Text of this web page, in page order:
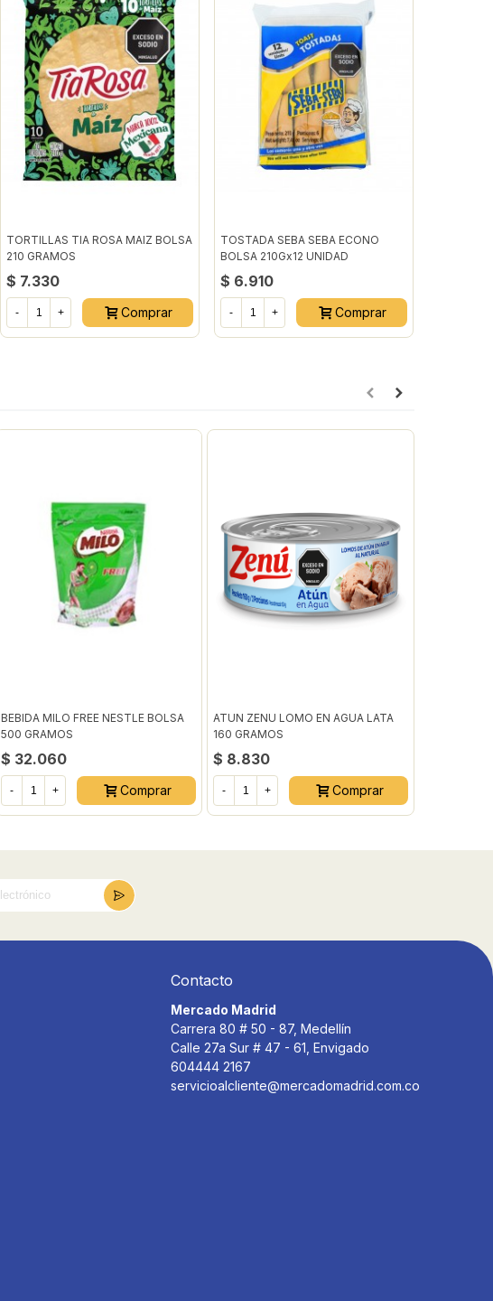
TORTILLAS TIA ROSA MAIZ BOLSA
210 GRAMOS
$ 7.330
- + Comprar
TOSTADA SEBA SEBA ECONO
BOLSA 210Gx12 UNIDAD
$ 6.910
- + Comprar
BEBIDA MILO FREE NESTLE BOLSA
500 GRAMOS
$ 32.060
- + Comprar
ATUN ZENU LOMO EN AGUA LATA
160 GRAMOS
$ 8.830
- + Comprar
Contacto
Mercado Madrid
Carrera 80 # 50 - 87, Medellín
Calle 27a Sur # 47 - 61, Envigado
604444 2167
servicioalcliente@mercadomadrid.com.co